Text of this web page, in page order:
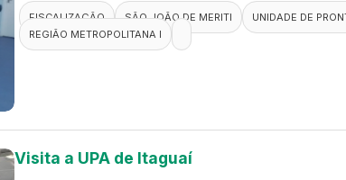
FISCALIZAÇÃO SÃO JOÃO DE MERITI UNIDADE DE
REGIÃO METROPOLITANA I
Visita a UPA de Itaguaí